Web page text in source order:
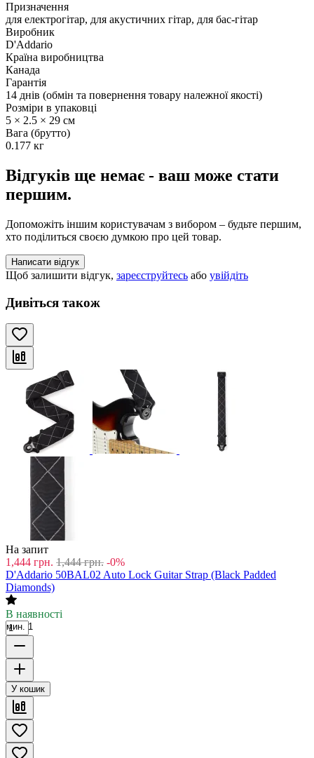
Призначення
для електрогітар, для акустичних гітар, для бас-гітар
Виробник
D'Addario
Країна виробництва
Канада
Гарантія
14 днів (обмін та повернення товару належної якості)
Розміри в упаковці
5 × 2.5 × 29 см
Вага (брутто)
0.177 кг
Відгуків ще немає - ваш може стати
першим.
Допоможіть іншим користувачам з вибором – будьте першим,
хто поділиться своєю думкою про цей товар.
Написати відгук
Щоб залишити відгук, зареєструйтесь або увійдіть
Дивіться також
На запит
1,444 грн. 1,444 грн. -0%
D'Addario 50BAL02 Auto Lock Guitar Strap (Black Padded
Diamonds)
В наявності
мин. 1
У кошик